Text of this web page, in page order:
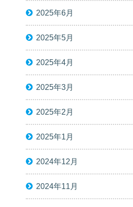
2025年6月
2025年5月
2025年4月
2025年3月
2025年2月
2025年1月
2024年12月
2024年11月